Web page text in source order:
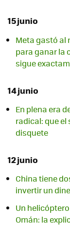
15 junio
Meta gastó al
para ganar la
sigue
14 junio
En plena era
radical: que
disquete
12 junio
China tiene
invertir un
Un
Omán: la